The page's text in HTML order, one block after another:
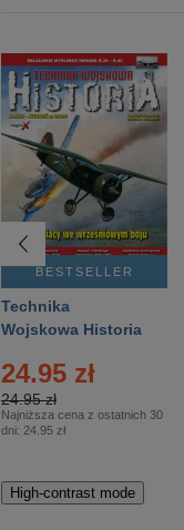
kobiece, lifestyle,
BESTSELLER
Technika
Wojskowa Historia
24.95 zł
24.95 zł
Najniższa cena z ostatnich 30
dni: 24.95 zł
High-contrast mode